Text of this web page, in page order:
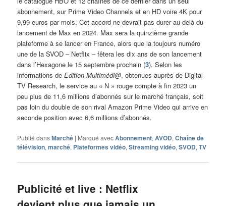
abonnement, sur Prime Video Channels et en HD voire 4K pour
9,99 euros par mois. Cet accord ne devrait pas durer au-delà du
lancement de Max en 2024. Max sera la quinzième grande
plateforme à se lancer en France, alors que la toujours numéro
une de la SVOD – Netflix – fêtera les dix ans de son lancement
dans l’Hexagone le 15 septembre prochain (3). Selon les
informations deEdition Multimédi@, obtenues auprès de Digital
TV Research, le service au « N » rouge compte à fin 2023 un
peu plus de 11,6 millions d’abonnés sur le marché français, soit
pas loin du double de son rival Amazon Prime Video qui arrive en
seconde position avec 6,6 millions d’abonnés.
Publié dansMarché | Marqué avecAbonnement,AVOD,Chaîne de
télévision,marché, Plateformes vidéo,Streaming vidéo,SVOD,TV
Publicité et live : Netflix